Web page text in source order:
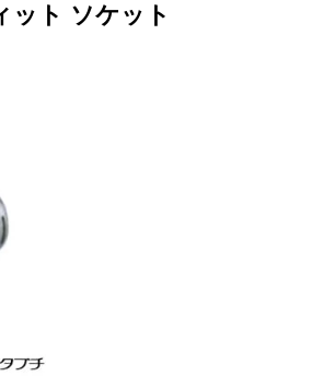
ット ソケット